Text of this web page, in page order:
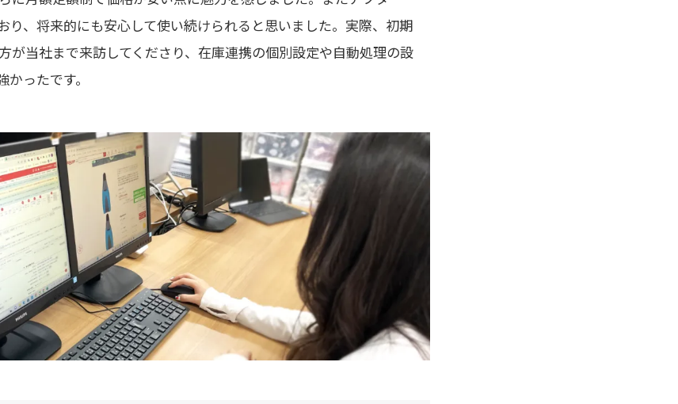
り、将来的にも安心して使い続けられると思いました。実際、初期
が当社まで来訪してくださり、在庫連携の個別設定や自動処理の設
ったです。